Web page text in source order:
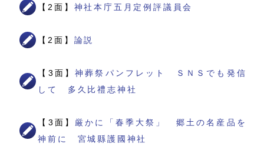
【2面】 神社本庁五月定例評議員会
【2面】 論説
【3面】神葬祭パンフレット ＳＮＳでも発信
して 多久比禮志神社
【3面】 厳かに「春季大祭」 郷土の名産品を
神前に 宮城縣護國神社